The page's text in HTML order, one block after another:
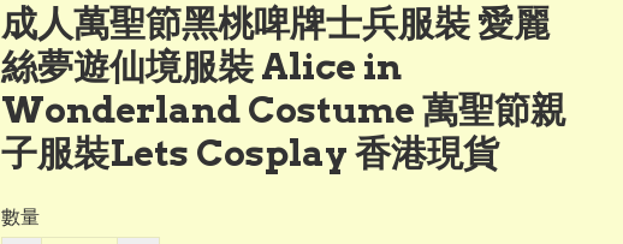
成人萬聖節黑桃啤牌士兵服裝 愛麗
絲夢遊仙境服裝 Alice in
Wonderland Costume 萬聖節親
子服裝Lets Cosplay 香港現貨
數量